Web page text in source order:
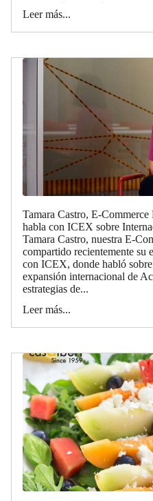
Leer más...
Tamara Castro, E-
habla con ICEX sobre
Tamara Castro, nuestra E-
compartido recientemente su
con ICEX, donde habló
expansión internacional de
estrategias de...
Leer más...